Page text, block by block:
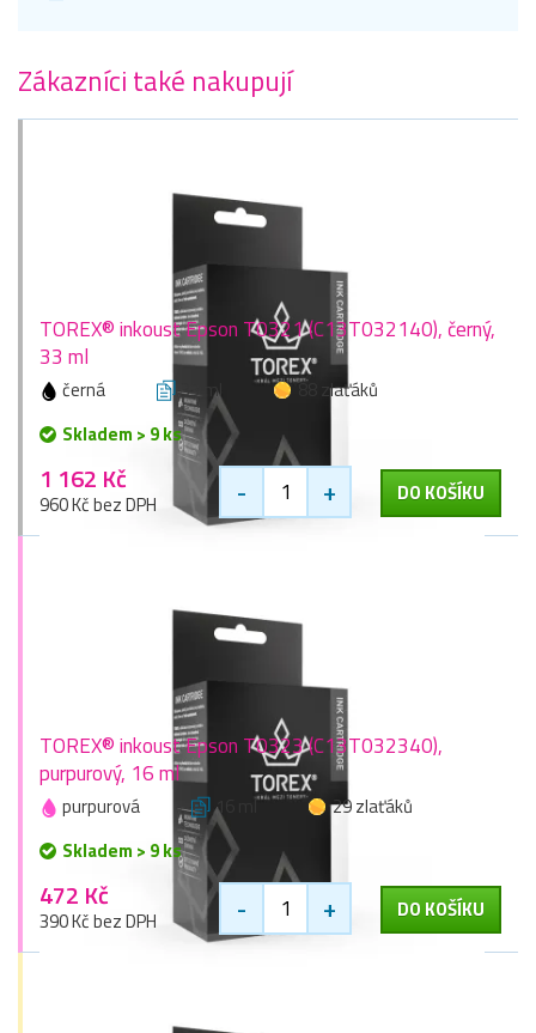
Zákazníci také nakupují
TOREX® inkoust Epson T0321 (C13T032140), černý,
33 ml
černá 33 ml
88 zlaťáků
Skladem > 9 ks
1 162 Kč
960 Kč bez DPH - + DO KOŠÍKU
TOREX® inkoust Epson T0323 (C13T032340),
purpurový, 16 ml
purpurová 16 ml
29 zlaťáků
Skladem > 9 ks
472 Kč
390 Kč bez DPH - + DO KOŠÍKU